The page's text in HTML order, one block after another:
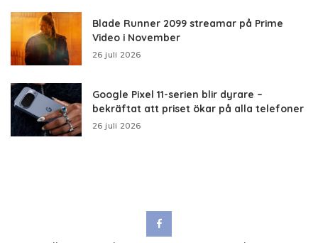
Blade Runner 2099 streamar på Prime
Video i November
26 juli 2026
Google Pixel 11-serien blir dyrare –
bekräftat att priset ökar på alla telefoner
26 juli 2026